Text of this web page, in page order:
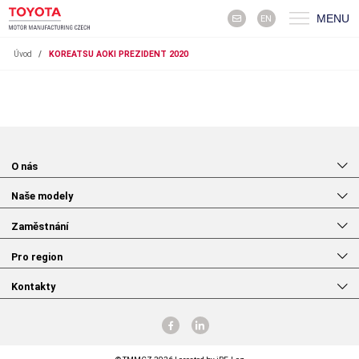
EN MENU
Úvod / KOREATSU AOKI PREZIDENT 2020
O nás
Naše modely
Zaměstnání
Pro region
Kontakty